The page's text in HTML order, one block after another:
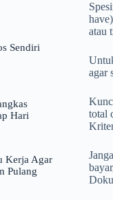
atau
agar
total
Sendiri
Hari
Kerja Agar
Pulang